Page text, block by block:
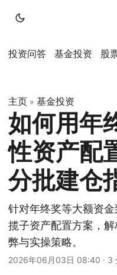
投资问答 基金投资 股
主页 » 基金投资
如何用年
性资产配
分批建仓
针对年终奖等大额资
揽子资产配置方案，
弊与实操策略。
2026年06月03日 08:40 · 3